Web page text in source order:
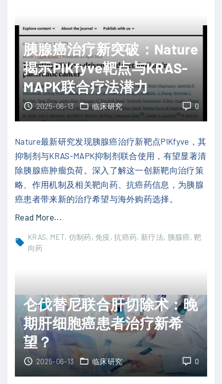
期
胃
癌
疗
效
显
著
化
异
基
因
移
植
新
破
：
E
B
M
T
型
精
准
预
测
风
胰腺癌治疗新突破：Nature
揭示PIKfyve靶点与KRAS-
MAPK联合疗法潜力
0
2025-06-13 临床研究
Nature最新研究发现胰腺癌治疗新靶点PIKfyve，其
抑制剂与KRAS-MAPK抑制剂联合使用，有望显著清
除胰腺癌肿瘤负荷。深入了解这一创新靶向治疗策
略、作用机制及相关靶向药、抗癌药信息，为胰腺
癌患者带来新的治疗希望与海外购药选择。
Read More..."
新
突
破
：
N
a
KRAS MET 仿制药 免疫 抗癌药 新疗法 胰腺癌 靶
向药
仑伐替尼联合肝切除术：晚
期肝细胞癌患者治疗新希
望？
0
2025-06-13 临床研究